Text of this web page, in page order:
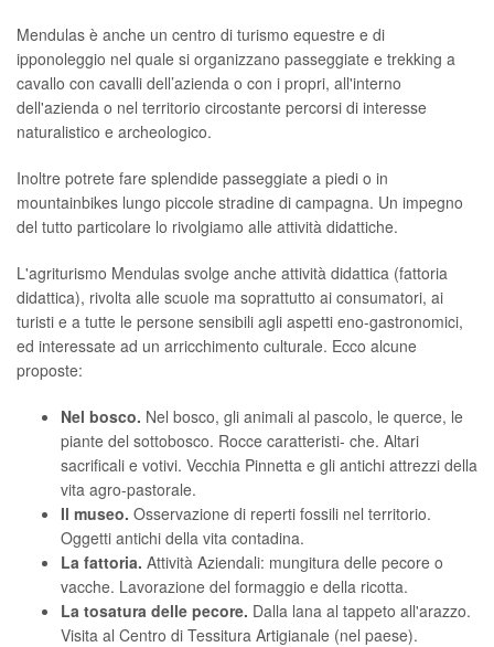
Mendulas è anche un centro di turismo equestre e di
ipponoleggio nel quale si organizzano passeggiate e trekking a
cavallo con cavalli dell’azienda o con i propri, all'interno
dell'azienda o nel territorio circostante percorsi di interesse
naturalistico e archeologico.
Inoltre potrete fare splendide passeggiate a piedi o in
mountainbikes lungo piccole stradine di campagna. Un impegno
del tutto particolare lo rivolgiamo alle attività didattiche.
L'agriturismo Mendulas svolge anche attività didattica (fattoria
didattica), rivolta alle scuole ma soprattutto ai consumatori, ai
turisti e a tutte le persone sensibili agli aspetti eno-gastronomici,
ed interessate ad un arricchimento culturale. Ecco alcune
proposte:
Nel bosco. Nel bosco, gli animali al pascolo, le querce, le
piante del sottobosco. Rocce caratteristi- che. Altari
sacrificali e votivi. Vecchia Pinnetta e gli antichi attrezzi della
vita agro-pastorale.
Il museo. Osservazione di reperti fossili nel territorio.
Oggetti antichi della vita contadina.
La fattoria. Attività Aziendali: mungitura delle pecore o
vacche. Lavorazione del formaggio e della ricotta.
La tosatura delle pecore. Dalla lana al tappeto all'arazzo.
Visita al Centro di Tessitura Artigianale (nel paese).